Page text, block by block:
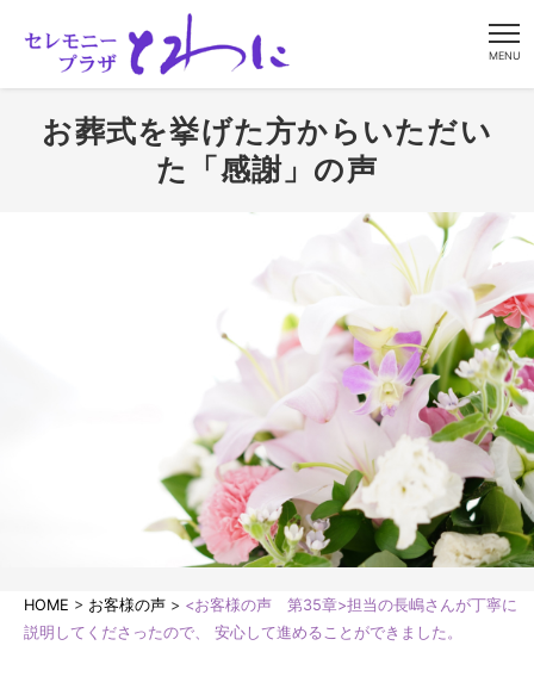
MENU
お葬式を挙げた方からいただい
た「感謝」の声
HOME > お客様の声 > <お客様の声 第35章>担当の長嶋さんが丁寧に
説明してくださったので、 安心して進めることができました。